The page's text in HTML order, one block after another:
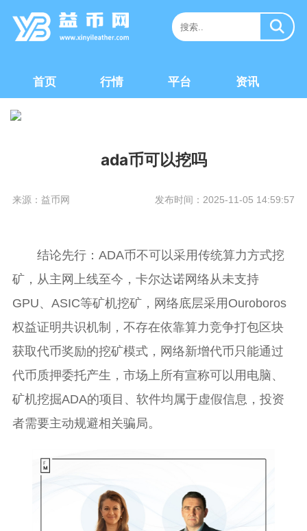
首页 行情 平台 资讯
ada币可以挖吗
来源：益币网 发布时间：2025-11-05 14:59:57
结论先行：ADA币不可以采用传统算力方式挖
矿，从主网上线至今，卡尔达诺网络从未支持
GPU、ASIC等矿机挖矿，网络底层采用Ouroboros
权益证明共识机制，不存在依靠算力竞争打包区块
获取代币奖励的挖矿模式，网络新增代币只能通过
代币质押委托产生，市场上所有宣称可以用电脑、
矿机挖掘ADA的项目、软件均属于虚假信息，投资
者需要主动规避相关骗局。